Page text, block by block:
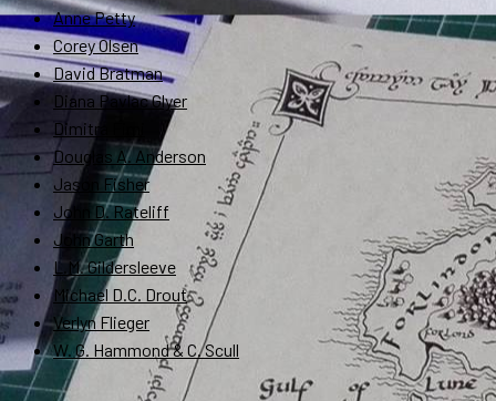
Anne Petty
Corey Olsen
David Bratman
Diana Pavlac Glyer
Dimitra Fimi
Douglas A. Anderson
Jason Fisher
John D. Rateliff
John Garth
L.M. Gildersleeve
Michael D.C. Drout
Verlyn Flieger
W. G. Hammond & C. Scull